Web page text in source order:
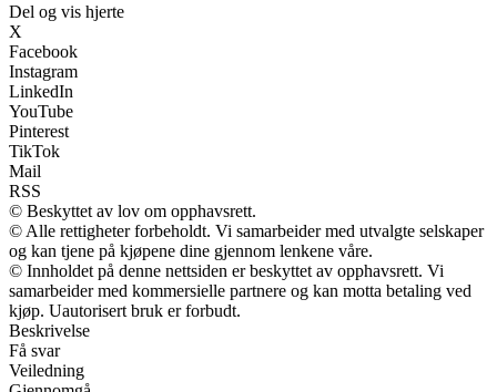
Del og vis hjerte
X
Facebook
Instagram
LinkedIn
YouTube
Pinterest
TikTok
Mail
RSS
© Beskyttet av lov om opphavsrett.
© Alle rettigheter forbeholdt. Vi samarbeider med utvalgte selskaper
og kan tjene på kjøpene dine gjennom lenkene våre.
© Innholdet på denne nettsiden er beskyttet av opphavsrett. Vi
samarbeider med kommersielle partnere og kan motta betaling ved
kjøp. Uautorisert bruk er forbudt.
Beskrivelse
Få svar
Veiledning